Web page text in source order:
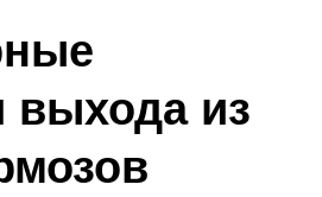
выхода из